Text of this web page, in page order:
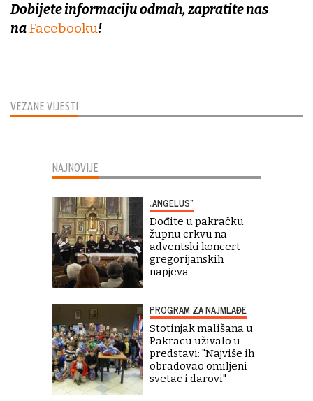
VEZANE VIJESTI
Dobijete informaciju odmah, zapratite nas
naFacebooku!
NAJNOVIJE
„ANGELUS“
Dođite u pakračku
župnu crkvu na
adventski koncert
gregorijanskih
napjeva
PROGRAM ZA NAJMLAĐE
Stotinjak mališana u
Pakracu uživalo u
predstavi: "Najviše ih
obradovao omiljeni
svetac i darovi"